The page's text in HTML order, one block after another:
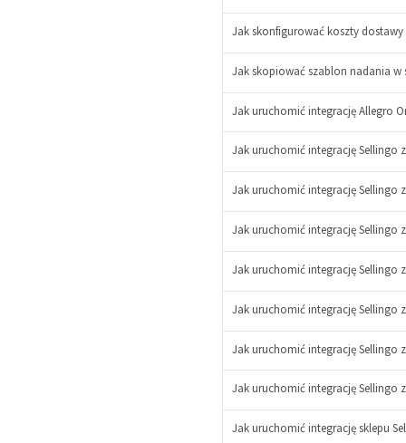
Jak skonfigurować koszty dostawy
Jak skopiować szablon nadania w
Jak uruchomić integrację Allegro
+
Jak uruchomić integrację Sellingo
Jak uruchomić integrację Sellingo
Jak uruchomić integrację Sellingo z
Jak uruchomić integrację Sellingo
Jak uruchomić integrację Sellingo
Jak uruchomić integrację Sellingo
Jak uruchomić integrację Sellingo
Jak uruchomić integrację sklepu